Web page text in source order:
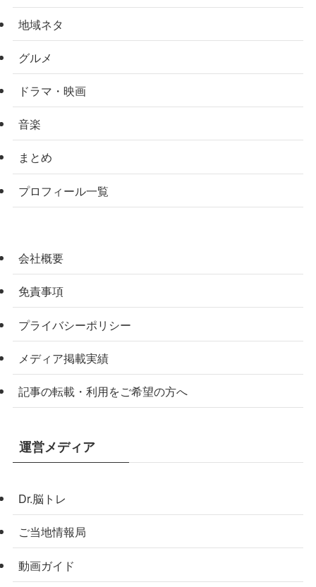
地域ネタ
グルメ
ドラマ・映画
音楽
まとめ
プロフィール一覧
会社概要
免責事項
プライバシーポリシー
メディア掲載実績
記事の転載・利用をご希望の方へ
運営メディア
Dr.脳トレ
ご当地情報局
動画ガイド